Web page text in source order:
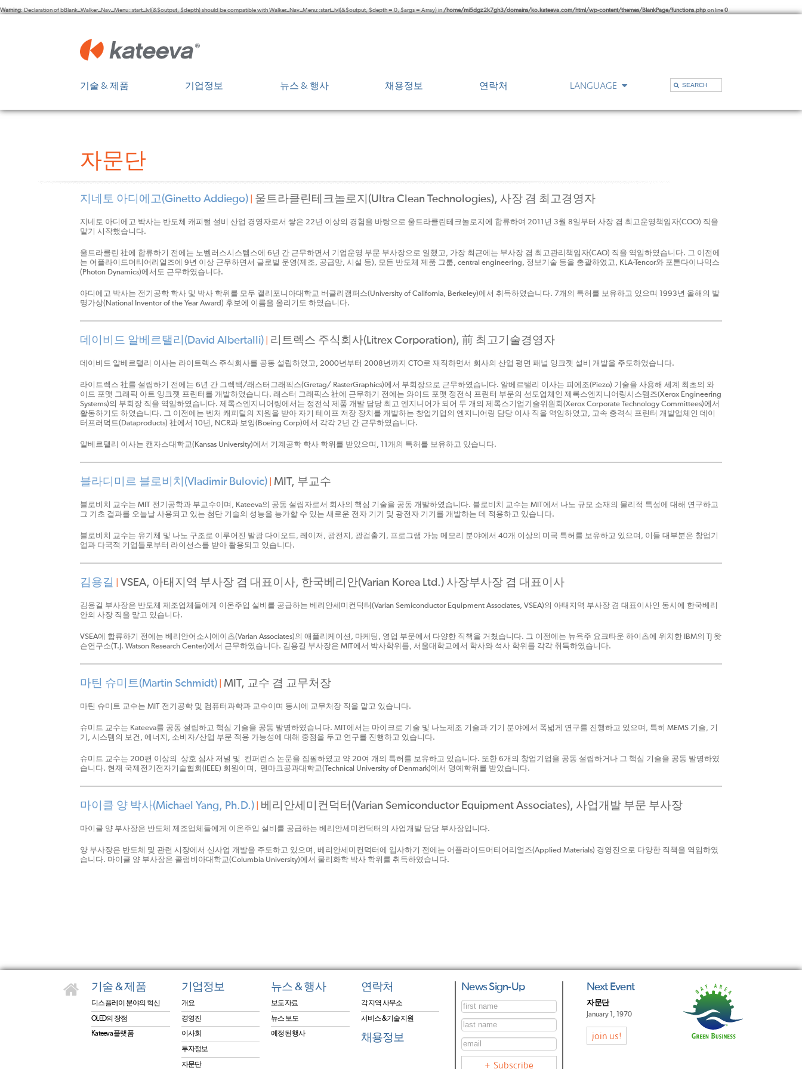
Warning: Declaration of bBlank_Walker_Nav_Menu::start_lvl(&$output, $depth) should be compatible with Walker_Nav_Menu::start_lvl(&$output, $depth = 0, $args = Array) in/home/mi5dgz2k7gh3/domains/ko.kateeva.com/html/wp-content/themes/BlankPage/functions.phpon line0
LANGUAGE
기술 & 제품
Kateeva 플랫폼
기업정보
투자정보
자문단
뉴스 & 행사 채용정보 연락처
자문단
지네토 아디에고(Ginetto Addiego) 울트라클린테크놀로지(Ultra Clean Technologies), 사장 겸 최고경영자
지네토 아디에고 박사는 반도체 캐피털 설비 산업 경영자로서 쌓은 22년 이상의 경험을 바탕으로 울트라클린테크놀로지에 합류하여 2011년 3월 8일부터 사장 겸 최고운영책임자(COO) 직을
맡기 시작했습니다.
울트라클린 社에 합류하기 전에는 노벨러스시스템스에 6년 간 근무하면서 기업운영 부문 부사장으로 일했고, 가장 최근에는 부사장 겸 최고관리책임자(CAO) 직을 역임하였습니다. 그 이전에
는 어플라이드머티어리얼즈에 9년 이상 근무하면서 글로벌 운영(제조, 공급망, 시설 등), 모든 반도체 제품 그룹, central engineering, 정보기술 등을 총괄하였고, KLA-Tencor와 포톤다이나믹스
(Photon Dynamics)에서도 근무하였습니다.
아디에고 박사는 전기공학 학사 및 박사 학위를 모두 캘리포니아대학교 버클리캠퍼스(University of California, Berkeley)에서 취득하였습니다. 7개의 특허를 보유하고 있으며 1993년 올해의 발
명가상(National Inventor of the Year Award) 후보에 이름을 올리기도 하였습니다.
데이비드 알베르탤리(David Albertalli) 리트렉스 주식회사(Litrex Corporation), 前 최고기술경영자
데이비드 알베르탤리 이사는 라이트렉스 주식회사를 공동 설립하였고, 2000년부터 2008년까지 CTO로 재직하면서 회사의 산업 평면 패널 잉크젯 설비 개발을 주도하였습니다.
라이트렉스 社를 설립하기 전에는 6년 간 그렉택/래스터그래픽스(Gretag/ RasterGraphics)에서 부회장으로 근무하였습니다. 알베르탤리 이사는 피에조(Piezo) 기술을 사용해 세계 최초의 와
이드 포맷 그래픽 아트 잉크젯 프린터를 개발하였습니다. 래스터 그래픽스 社에 근무하기 전에는 와이드 포맷 정전식 프린터 부문의 선도업체인 제록스엔지니어링시스템즈(Xerox Engineering
Systems)의 부회장 직을 역임하였습니다. 제록스엔지니어링에서는 정전식 제품 개발 담당 최고 엔지니어가 되어 두 개의 제록스기업기술위원회(Xerox Corporate Technology Committees)에서
활동하기도 하였습니다. 그 이전에는 벤처 캐피털의 지원을 받아 자기 테이프 저장 장치를 개발하는 창업기업의 엔지니어링 담당 이사 직을 역임하였고, 고속 충격식 프린터 개발업체인 데이
터프러덕트(Dataproducts) 社에서 10년, NCR과 보잉(Boeing Corp)에서 각각 2년 간 근무하였습니다.
알베르탤리 이사는 캔자스대학교(Kansas University)에서 기계공학 학사 학위를 받았으며, 11개의 특허를 보유하고 있습니다.
블라디미르 블로비치(Vladimir Bulovic) MIT, 부교수
블로비치 교수는 MIT 전기공학과 부교수이며, Kateeva의 공동 설립자로서 회사의 핵심 기술을 공동 개발하였습니다. 블로비치 교수는 MIT에서 나노 규모 소재의 물리적 특성에 대해 연구하고
그 기초 결과를 오늘날 사용되고 있는 첨단 기술의 성능을 능가할 수 있는 새로운 전자 기기 및 광전자 기기를 개발하는 데 적용하고 있습니다.
블로비치 교수는 유기체 및 나노 구조로 이루어진 발광 다이오드, 레이저, 광전지, 광검출기, 프로그램 가능 메모리 분야에서 40개 이상의 미국 특허를 보유하고 있으며, 이들 대부분은 창업기
업과 다국적 기업들로부터 라이선스를 받아 활용되고 있습니다.
김용길 VSEA, 아태지역 부사장 겸 대표이사, 한국베리안(Varian Korea Ltd.) 사장부사장 겸 대표이사
김용길 부사장은 반도체 제조업체들에게 이온주입 설비를 공급하는 베리안세미컨덕터(Varian Semiconductor Equipment Associates, VSEA)의 아태지역 부사장 겸 대표이사인 동시에 한국베리
안의 사장 직을 맡고 있습니다.
VSEA에 합류하기 전에는 베리안어소시에이츠(Varian Associates)의 애플리케이션, 마케팅, 영업 부문에서 다양한 직책을 거쳤습니다. 그 이전에는 뉴욕주 요크타운 하이츠에 위치한 IBM의 TJ 왓
슨연구소(T.J. Watson Research Center)에서 근무하였습니다. 김용길 부사장은 MIT에서 박사학위를, 서울대학교에서 학사와 석사 학위를 각각 취득하였습니다.
마틴 슈미트(Martin Schmidt) MIT, 교수 겸 교무처장
마틴 슈미트 교수는 MIT 전기공학 및 컴퓨터과학과 교수이며 동시에 교무처장 직을 맡고 있습니다.
슈미트 교수는 Kateeva를 공동 설립하고 핵심 기술을 공동 발명하였습니다. MIT에서는 마이크로 기술 및 나노제조 기술과 기기 분야에서 폭넓게 연구를 진행하고 있으며, 특히 MEMS 기술, 기
기, 시스템의 보건, 에너지, 소비자/산업 부문 적용 가능성에 대해 중점을 두고 연구를 진행하고 있습니다.
슈미트 교수는 200편 이상의 상호 심사 저널 및 컨퍼런스 논문을 집필하였고 약 20여 개의 특허를 보유하고 있습니다. 또한 6개의 창업기업을 공동 설립하거나 그 핵심 기술을 공동 발명하였
습니다. 현재 국제전기전자기술협회(IEEE) 회원이며, 덴마크공과대학교(Technical University of Denmark)에서 명예학위를 받았습니다.
마이클 양 박사(Michael Yang, Ph.D.) 베리안세미컨덕터(Varian Semiconductor Equipment Associates), 사업개발 부문 부사장
마이클 양 부사장은 반도체 제조업체들에게 이온주입 설비를 공급하는 베리안세미컨덕터의 사업개발 담당 부사장입니다.
양 부사장은 반도체 및 관련 시장에서 신사업 개발을 주도하고 있으며, 베리안세미컨덕터에 입사하기 전에는 어플라이드머티어리얼즈(Applied Materials) 경영진으로 다양한 직책을 역임하였
습니다. 마이클 양 부사장은 콜럼비아대학교(Columbia University)에서 물리화학 박사 학위를 취득하였습니다.
기술 & 제품
디스플레이 분야의 혁신
OLED의 장점
Kateeva 플랫폼
기업정보
개요
경영진
이사회
투자정보
자문단
뉴스 & 행사
보도자료
뉴스 보도
예정된 행사
연락처
각 지역 사무소
서비스 & 기술지원
채용정보
News Sign-Up
Subscribe
Next Event
자문단
January 1, 1970
join us!